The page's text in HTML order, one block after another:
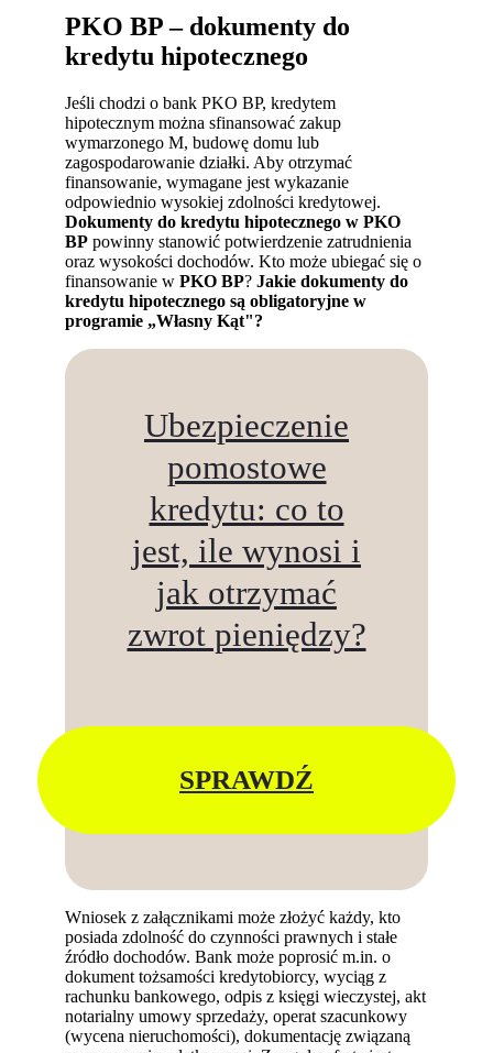
PKO BP – dokumenty do
kredytu hipotecznego
Jeśli chodzi o bank PKO BP, kredytem
hipotecznym można sfinansować zakup
wymarzonego M, budowę domu lub
zagospodarowanie działki. Aby otrzymać
finansowanie, wymagane jest wykazanie
odpowiednio wysokiej zdolności kredytowej.
Dokumenty do kredytu hipotecznego w PKO
BP powinny stanowić potwierdzenie zatrudnienia
oraz wysokości dochodów. Kto może ubiegać się o
finansowanie wPKO BP?Jakie dokumenty do
kredytu hipotecznego są obligatoryjne w
programie „Własny Kąt"?
Ubezpieczenie
pomostowe
kredytu: co to
jest, ile wynosi i
jak otrzymać
zwrot pieniędzy?
SPRAWDŹ
Wniosek z załącznikami może złożyć każdy, kto
posiada zdolność do czynności prawnych i stałe
źródło dochodów. Bank może poprosić m.in. o
dokument tożsamości kredytobiorcy, wyciąg z
rachunku bankowego, odpis z księgi wieczystej, akt
notarialny umowy sprzedaży, operat szacunkowy
(wycena nieruchomości), dokumentację związaną